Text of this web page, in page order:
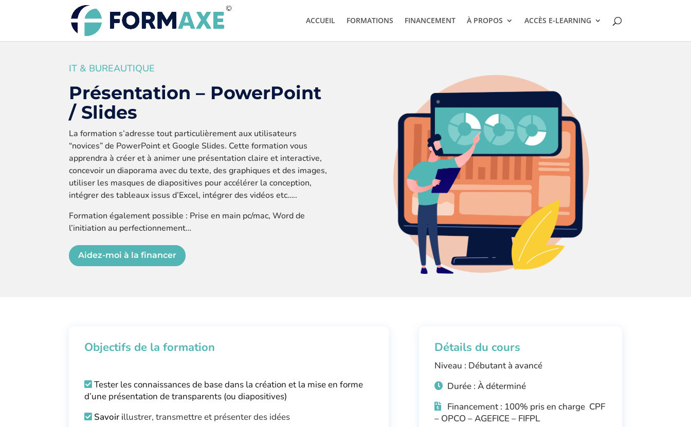
ACCUEIL FORMATIONS FINANCEMENT À PROPOS ACCÈS E-LEARNING
IT & BUREAUTIQUE
Présentation – PowerPoint
/ Slides
La formation s’adresse tout particulièrement aux utilisateurs
“novices” de PowerPoint et Google Slides. Cette formation vous
apprendra à créer et à animer une présentation claire et interactive,
concevoir un diaporama avec du texte, des graphiques et des images,
utiliser les masques de diapositives pour accélérer la conception,
intégrer des tableaux issus d’Excel, intégrer des vidéos etc…..
Formation également possible : Prise en main pc/mac, Word de
l’initiation au perfectionnement…
Aidez-moi à la financer
Objectifs de la formation
Tester les connaissances de base dans la création et la mise en forme
d’une présentation de transparents (ou diapositives)
Savoir illustrer, transmettre et présenter des idées
Détails du cours
Niveau : Débutant à avancé
Durée : À déterminé
Financement : 100% pris en charge CPF
– OPCO – AGEFICE – FIFPL